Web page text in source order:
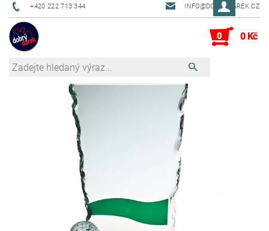
+420 222 713 344 INFO@DOBRYDAREK.CZ
0 0 Kč